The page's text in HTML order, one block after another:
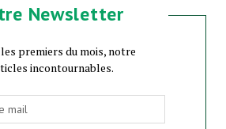
Newsletter
premiers du mois, notre
incontournables.